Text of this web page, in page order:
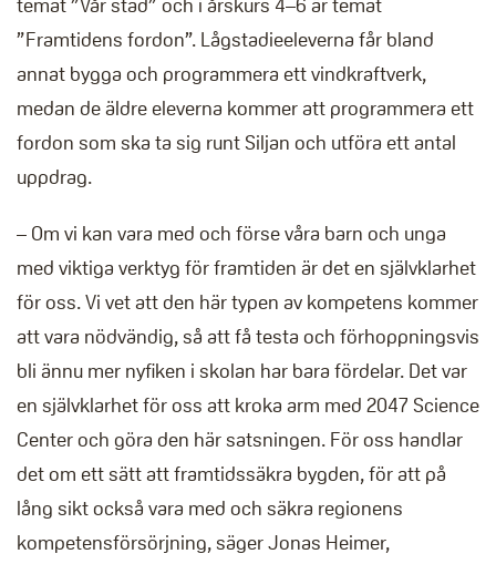
”Framtidens fordon”. Lågstadieeleverna får bland
annat bygga och programmera ett vindkraftverk,
medan de äldre eleverna kommer att programmera ett
fordon som ska ta sig runt Siljan och utföra ett antal
uppdrag.
– Om vi kan vara med och förse våra barn och unga
med viktiga verktyg för framtiden är det en självklarhet
för oss. Vi vet att den här typen av kompetens kommer
att vara nödvändig, så att få testa och förhoppningsvis
bli ännu mer nyfiken i skolan har bara fördelar. Det var
en självklarhet för oss att kroka arm med 2047 Science
Center och göra den här satsningen. För oss handlar
det om ett sätt att framtidssäkra bygden, för att på
lång sikt också vara med och säkra regionens
kompetensförsörjning, säger Jonas Heimer,